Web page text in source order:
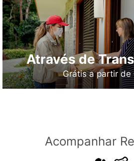
Através de
Grátis a partir de
Acompanhar